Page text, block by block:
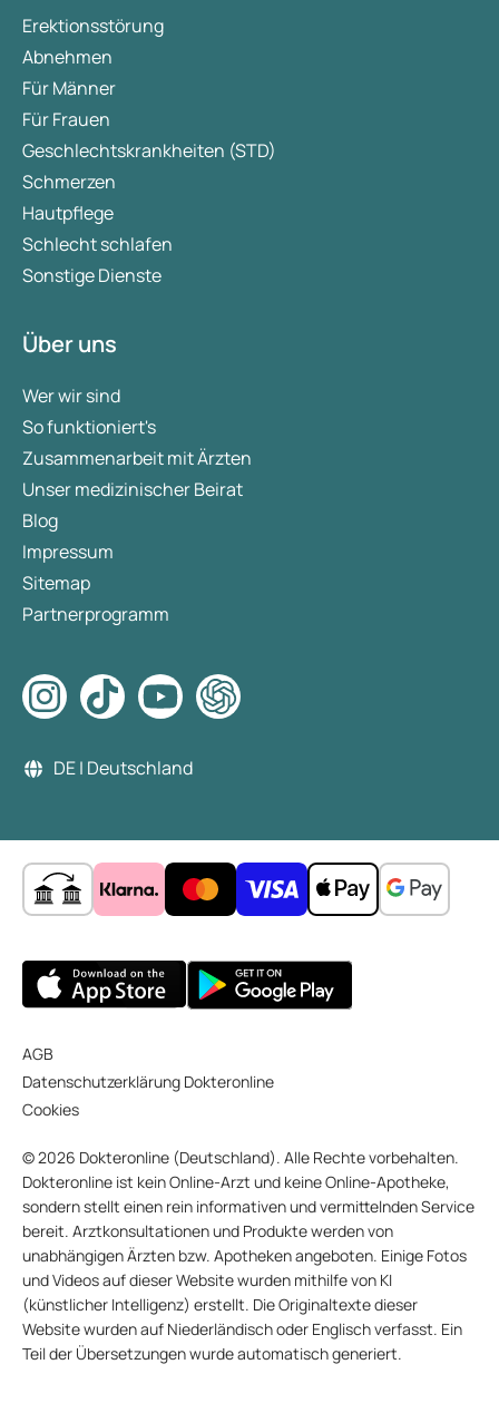
Erektionsstörung
Abnehmen
Für Männer
Für Frauen
Geschlechtskrankheiten (STD)
Schmerzen
Hautpflege
Schlecht schlafen
Sonstige Dienste
Über uns
Wer wir sind
So funktioniert's
Zusammenarbeit mit Ärzten
Unser medizinischer Beirat
Blog
Impressum
Sitemap
Partnerprogramm
DE | Deutschland
AGB
Datenschutzerklärung Dokteronline
Cookies
© 2026 Dokteronline (Deutschland). Alle Rechte vorbehalten.
Dokteronline ist kein Online-Arzt und keine Online-Apotheke,
sondern stellt einen rein informativen und vermittelnden Service
bereit. Arztkonsultationen und Produkte werden von
unabhängigen Ärzten bzw. Apotheken angeboten. Einige Fotos
und Videos auf dieser Website wurden mithilfe von KI
(künstlicher Intelligenz) erstellt. Die Originaltexte dieser
Website wurden auf Niederländisch oder Englisch verfasst. Ein
Teil der Übersetzungen wurde automatisch generiert.